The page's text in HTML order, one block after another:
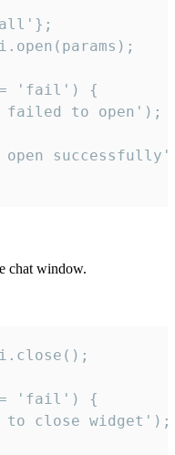
'fail') {
to open');
open
chat window.
'fail') {
close widget');